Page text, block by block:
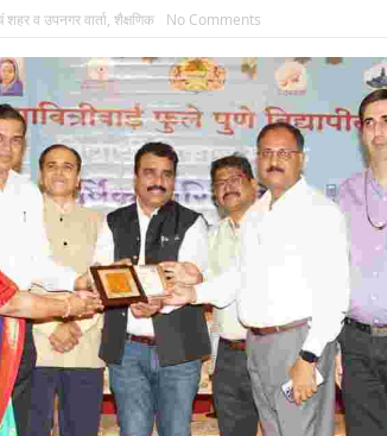
शहर व उपनगर वार्ता, शैक्षणिक No Comments